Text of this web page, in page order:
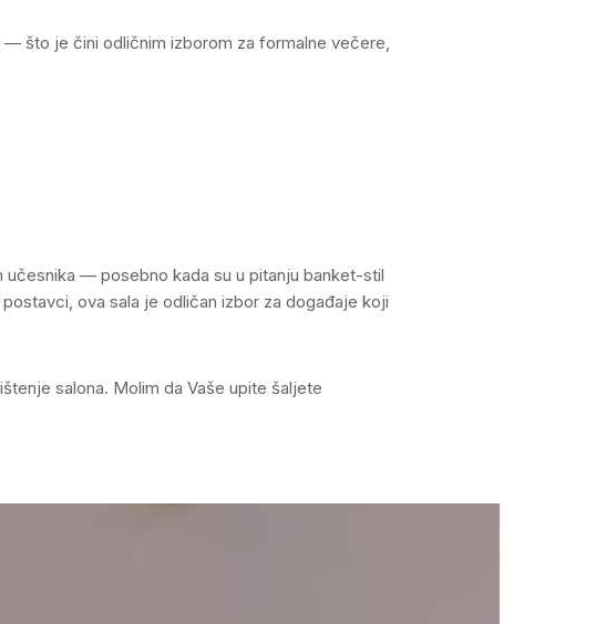
što je čini odličnim izborom za formalne večere,
učesnika — posebno kada su u pitanju banket-stil
ova sala je odličan izbor za događaje koji
salona. Molim da Vaše upite šaljete